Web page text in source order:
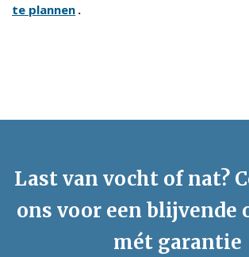
te plannen .
Last van vocht of nat?
ons voor een blijvende
mét garantie